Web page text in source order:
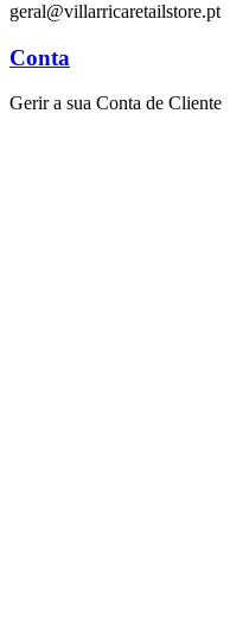
geral@villarricaretailstore.pt
Conta
Gerir a sua Conta de Cliente